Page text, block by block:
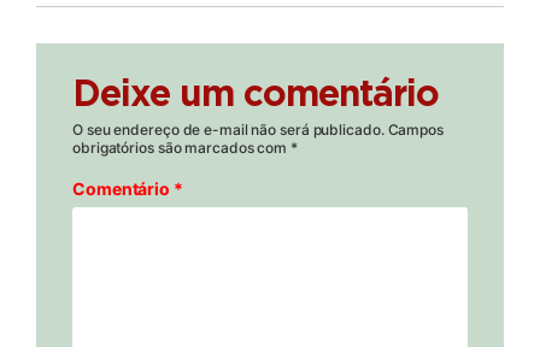
Deixe um comentário
O seu endereço de e-mail não será publicado. Campos
obrigatórios são marcados com *
Comentário *